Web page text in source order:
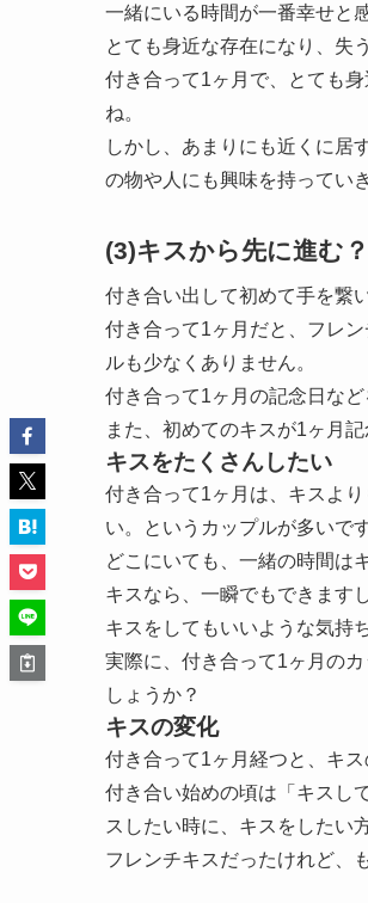
一緒にいる時間が一番幸せと
とても身近な存在になり、失
付き合って1ヶ月で、とても
ね。
しかし、あまりにも近くに居
の物や人にも興味を持ってい
(3)キスから先に進む
付き合い出して初めて手を繋
付き合って1ヶ月だと、フレ
ルも少なくありません。
付き合って1ヶ月の記念日な
また、初めてのキスが1ヶ月
キスをたくさんしたい
付き合って1ヶ月は、キスよ
い。というカップルが多いです
どこにいても、一緒の時間は
キスなら、一瞬でもできます
キスをしてもいいような気持
実際に、付き合って1ヶ月の
しょうか？
キスの変化
付き合って1ヶ月経つと、キ
付き合い始めの頃は「キスし
スしたい時に、キスをしたい
フレンチキスだったけれど、